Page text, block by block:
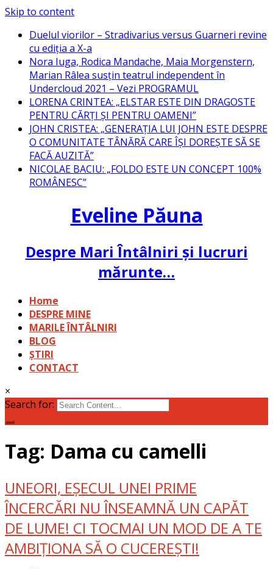
Skip to content
Duelul viorilor – Stradivarius versus Guarneri revine
cu ediția a X-a
Nora Iuga, Rodica Mandache, Maia Morgenstern,
Marian Râlea susțin teatrul independent în
Undercloud 2021 – Vezi PROGRAMUL
LORENA CRINTEA: „ELSTAR ESTE DIN DRAGOSTE
PENTRU CĂRȚI ȘI PENTRU OAMENI”
JOHN CRISTEA: „GENERAȚIA LUI JOHN ESTE DESPRE
O COMUNITATE TÂNĂRĂ CARE ÎȘI DOREȘTE SĂ SE
FACĂ AUZITĂ”
NICOLAE BACIU: „FOLDO ESTE UN CONCEPT 100%
ROMÂNESC”
Eveline Păuna
Despre Mari Întâlniri și lucruri
mărunte…
Home
DESPRE MINE
MARILE ÎNTÂLNIRI
BLOG
ȘTIRI
CONTACT
×
Search for:
Tag: Dama cu camelli
UNEORI, EȘECUL UNEI PRIME
ÎNCERCĂRI NU ÎNSEAMNĂ UN CAPĂT
DE LUME! CI TOCMAI UN MOD DE A TE
AMBIȚIONA SĂ O CUCEREȘTI!